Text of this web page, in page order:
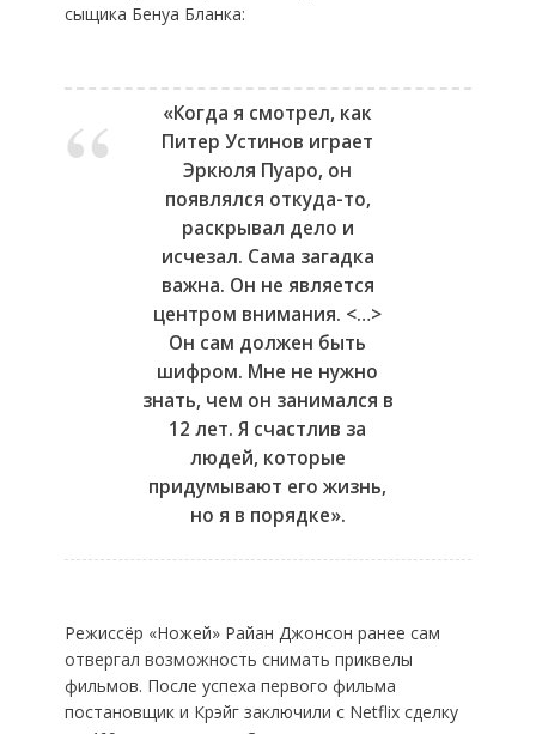
сыщика Бенуа Бланка:
«Когда я смотрел, как
Питер Устинов играет
Эркюля Пуаро, он
появлялся откуда-то,
раскрывал дело и
исчезал. Сама загадка
важна. Он не является
центром внимания. <…>
Он сам должен быть
шифром. Мне не нужно
знать, чем он занимался в
12 лет. Я счастлив за
людей, которые
придумывают его жизнь,
но я в порядке».
Режиссёр «Ножей» Райан Джонсон ранее сам
отвергал возможность снимать приквелы
фильмов. После успеха первого фильма
постановщик и Крэйг заключили с Netflix сделку